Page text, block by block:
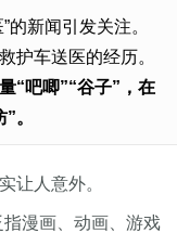
的新闻引发关注。
护车送医的经历。
“吧唧”“谷子”，在
。
让人意外。
指漫画、动画、游戏